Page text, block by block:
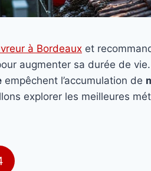
à Bordeaux et
augmenter sa durée de
empêchent l’accumulation de
explorer les meilleures